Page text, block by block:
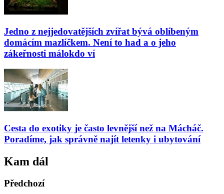
Jedno z nejjedovatějších zvířat bývá oblíbeným
domácím mazlíčkem. Není to had a o jeho
zákeřnosti málokdo ví
Cesta do exotiky je často levnější než na Mácháč.
Poradíme, jak správně najít letenky i ubytování
Kam dál
Předchozí